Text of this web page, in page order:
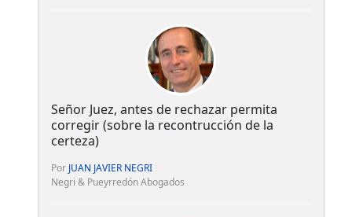
Señor Juez, antes de rechazar permita
corregir (sobre la recontrucción de la
certeza)
Por JUAN JAVIER NEGRI
Negri & Pueyrredón Abogados